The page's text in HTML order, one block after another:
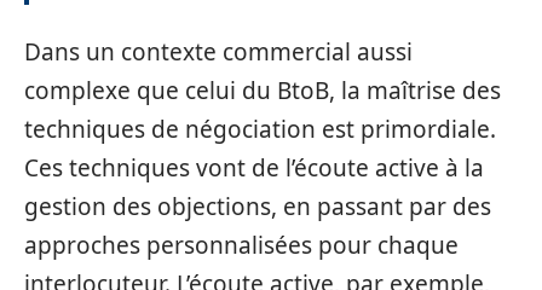
Dans un contexte commercial aussi
complexe que celui du BtoB, la maîtrise des
techniques de négociation est primordiale.
Ces techniques vont de l’écoute active à la
gestion des objections, en passant par des
approches personnalisées pour chaque
interlocuteur. L’écoute active, par exemple,